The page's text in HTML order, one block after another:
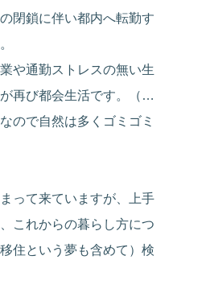
閉鎖に伴い都内へ転勤す
や通勤ストレスの無い生
再び都会生活です。（…
ので自然は多くゴミゴミ
って来ていますが、上手
これからの暮らし方につ
住という夢も含めて）検